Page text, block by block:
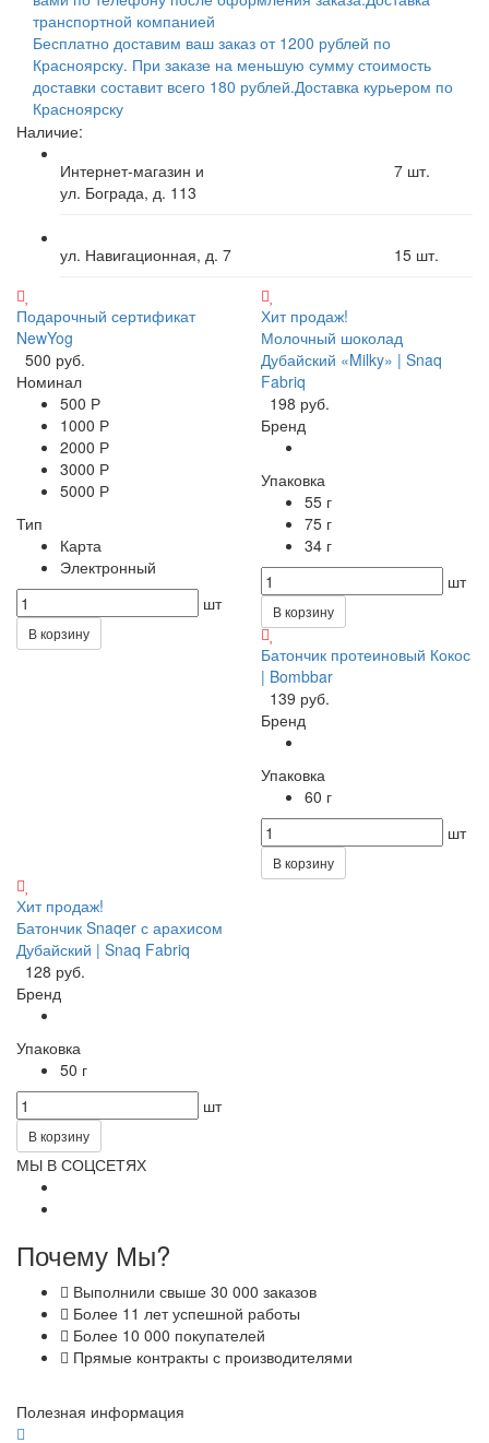
транспортной компанией
Бесплатно доставим ваш заказ от 1200 рублей по
Красноярску. При заказе на меньшую сумму стоимость
доставки составит всего 180 рублей.Доставка курьером по
Красноярску
Наличие:
Интернет-магазин и
ул. Бограда, д. 113
7 шт.
ул. Навигационная, д. 7 15 шт.
Подарочный сертификат
NewYog
500 руб.
Номинал
500 Р
1000 Р
2000 Р
3000 Р
5000 Р
Тип
Карта
Электронный
шт
В корзину
Хит продаж!
Молочный шоколад
Дубайский «Milky» | Snaq
Fabriq
198 руб.
Бренд
Упаковка
55 г
75 г
34 г
шт
В корзину
Батончик протеиновый Кокос
| Bombbar
139 руб.
Бренд
Упаковка
60 г
шт
В корзину
Хит продаж!
Батончик Snaqer с арахисом
Дубайский | Snaq Fabriq
128 руб.
Бренд
Упаковка
50 г
шт
В корзину
МЫ В СОЦСЕТЯХ
Почему Мы?
Выполнили свыше 30 000 заказов
Более 11 лет успешной работы
Более 10 000 покупателей
Прямые контракты с производителями
Полезная информация